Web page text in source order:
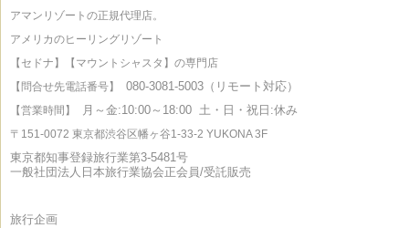
アマンリゾートの正規代理店。
アメリカのヒーリングリゾート
【セドナ】【マウントシャスタ】の専門店
【問合せ先電話番号】
080-3081-5003（リモート対応）
【営業時間】 月～金:10:00～18:00 土・日・祝日:休み
〒151-0072 東京都渋谷区幡ヶ谷1-33-2 YUKONA 3F
東京都知事登録旅行業第3-5481号
一般社団法人日本旅行業協会正会員/受託販売
旅行企画